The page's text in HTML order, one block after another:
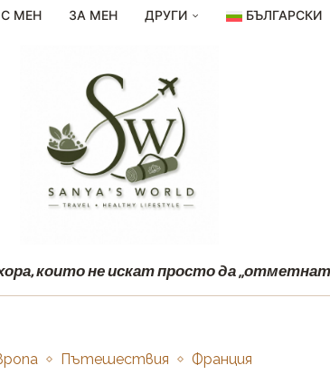
С МЕН ЗА МЕН ДРУГИ БЪЛГАРСКИ
които не искат просто да „отметнат
Пътешествия Франция